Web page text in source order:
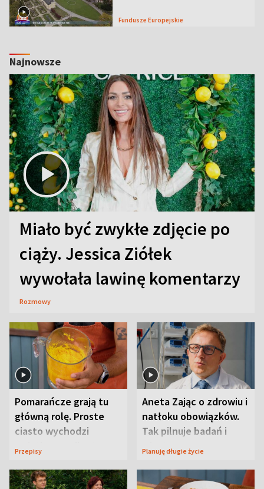
Fundusze Europejskie
Najnowsze
Miało być zwykłe zdjęcie po
ciąży. Jessica Ziółek
wywołała lawinę komentarzy
Rozmowy
Pomarańcze grają tu
główną rolę. Proste
ciasto wychodzi
wyjątkowo wilgotne
Przepisy
Aneta Zając o zdrowiu i
natłoku obowiązków.
Tak pilnuje badań i
wizyt
Planuję długie życie